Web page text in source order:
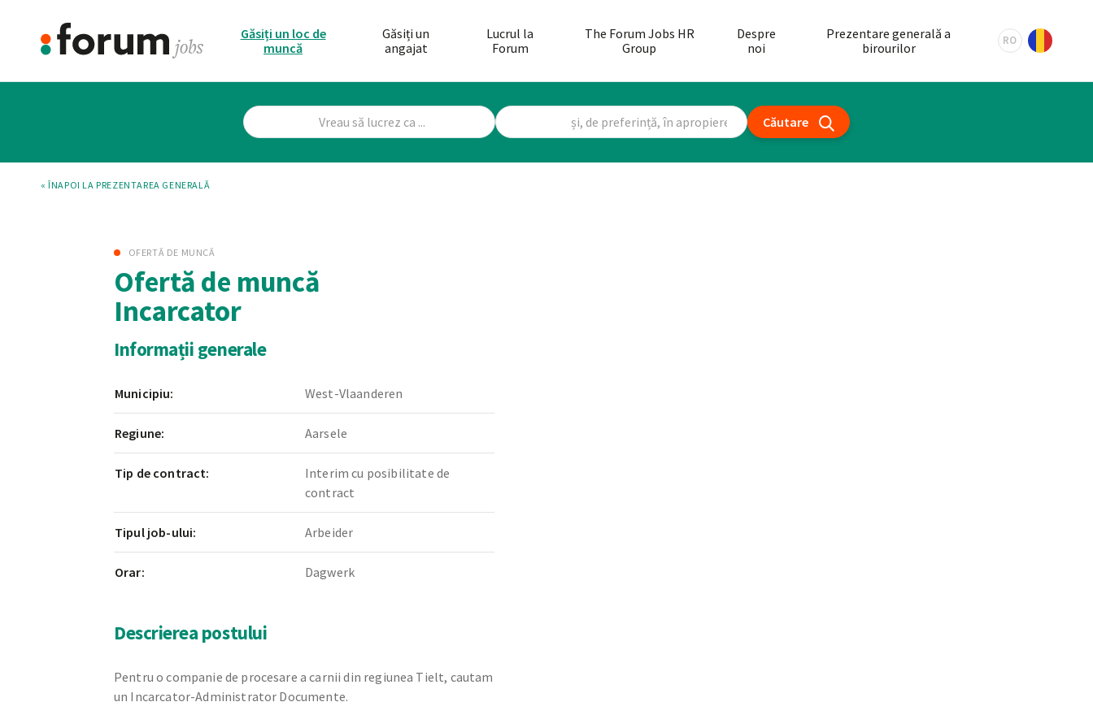
Găsiți un loc de
muncă
Găsiți un
angajat
Lucrul la
Forum
The Forum Jobs HR
Group
Despre
noi
Prezentare generală a
birourilor
RO
Căutare
« ÎNAPOI LA PREZENTAREA GENERALĂ
OFERTĂ DE MUNCĂ
Ofertă de muncă
Incarcator
Informații generale
Municipiu: West-Vlaanderen
Regiune: Aarsele
Tip de contract:
Interim cu posibilitate de
contract
Tipul job-ului: Arbeider
Orar: Dagwerk
Descrierea postului
Pentru o companie de procesare a carnii din regiunea Tielt, cautam
un Incarcator-Administrator Documente.